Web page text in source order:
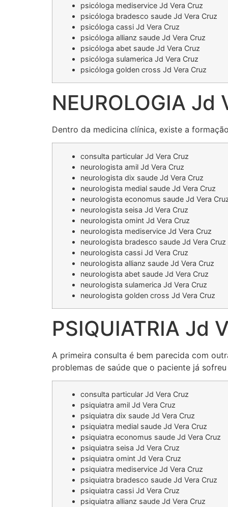
psicóloga mediservice Jd Vera Cruz
psicóloga bradesco saude Jd Vera Cruz
psicóloga cassi Jd Vera Cruz
psicóloga allianz saude Jd Vera Cruz
psicóloga abet saude Jd Vera Cruz
psicóloga sulamerica Jd Vera Cruz
psicóloga golden cross Jd Vera Cruz
NEUROLOGIA Jd
Dentro da medicina clínica, existe a
consulta particular Jd Vera Cruz
neurologista amil Jd Vera Cruz
neurologista dix saude Jd Vera Cruz
neurologista medial saude Jd Vera Cruz
neurologista economus saude Jd Vera
neurologista seisa Jd Vera Cruz
neurologista omint Jd Vera Cruz
neurologista mediservice Jd Vera Cruz
neurologista bradesco saude Jd Vera Cruz
neurologista cassi Jd Vera Cruz
neurologista allianz saude Jd Vera Cruz
neurologista abet saude Jd Vera Cruz
neurologista sulamerica Jd Vera Cruz
neurologista golden cross Jd Vera Cruz
PSIQUIATRIA Jd
A primeira consulta é bem parecida com
problemas de saúde que o paciente já
consulta particular Jd Vera Cruz
psiquiatra amil Jd Vera Cruz
psiquiatra dix saude Jd Vera Cruz
psiquiatra medial saude Jd Vera Cruz
psiquiatra economus saude Jd Vera Cruz
psiquiatra seisa Jd Vera Cruz
psiquiatra omint Jd Vera Cruz
psiquiatra mediservice Jd Vera Cruz
psiquiatra bradesco saude Jd Vera Cruz
psiquiatra cassi Jd Vera Cruz
psiquiatra allianz saude Jd Vera Cruz